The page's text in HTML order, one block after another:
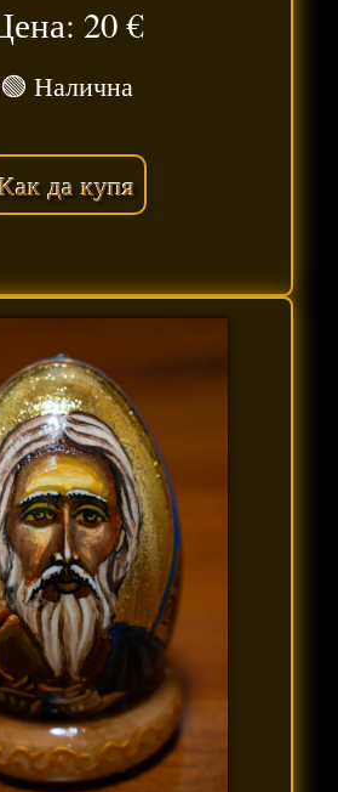
20€
🟢 Налична
да купя